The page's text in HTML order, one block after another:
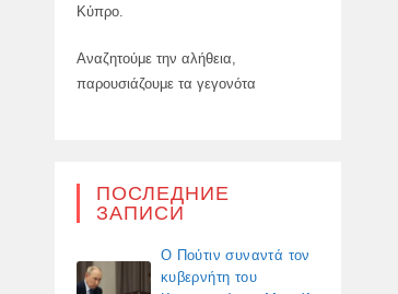
Κύπρο.
Αναζητούμε την αλήθεια,
παρουσιάζουμε τα γεγονότα
ПОСЛЕДНИЕ
ЗАПИСИ
Ο Πούτιν συναντά τον
κυβερνήτη του